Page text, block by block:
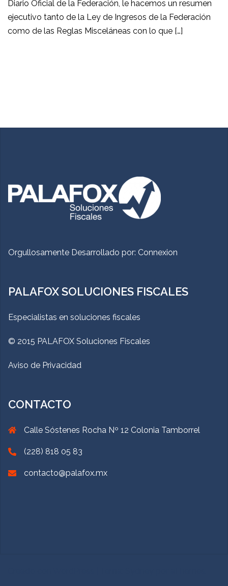
Diario Oficial de la Federación, le hacemos un resumen
ejecutivo tanto de la Ley de Ingresos de la Federación
como de las Reglas Misceláneas con lo que […]
Orgullosamente Desarrollado por: Connexion
PALAFOX SOLUCIONES FISCALES
Especialistas en soluciones fiscales
© 2015 PALAFOX Soluciones Fiscales
Aviso de Privacidad
CONTACTO
Calle Sóstenes Rocha Nº 12 Colonia Tamborrel
(228) 818 05 83
contacto@palafox.mx